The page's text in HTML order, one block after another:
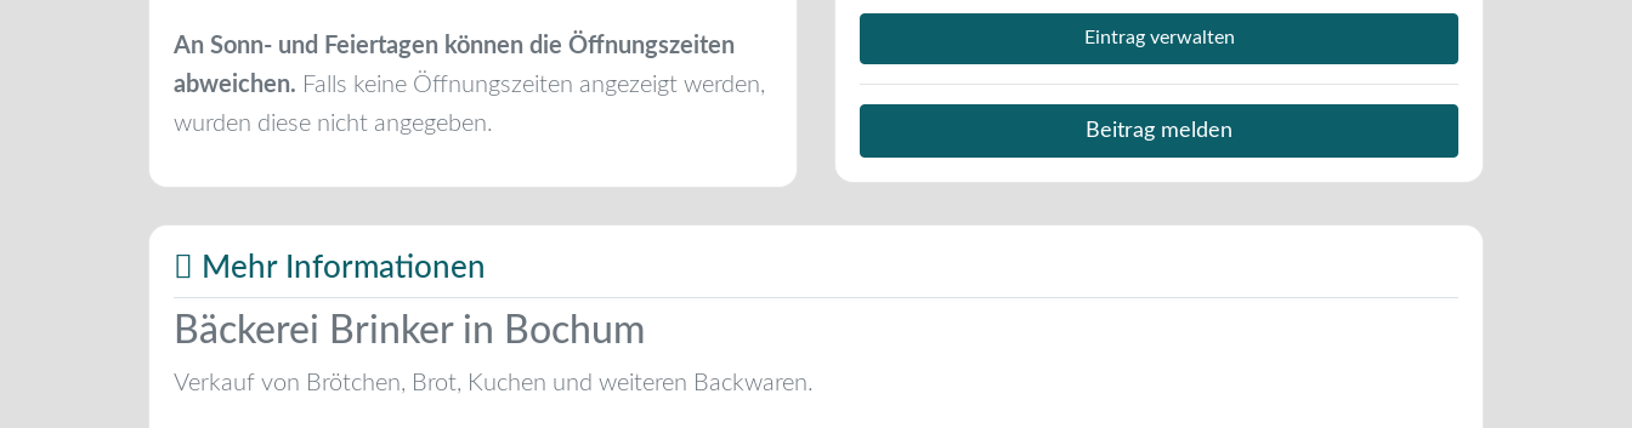
An Sonn- und Feiertagen können die Öffnungszeiten
abweichen. Falls keine Öffnungszeiten angezeigt werden,
wurden diese nicht angegeben.
Eintrag verwalten
Beitrag melden
Mehr Informationen
Bäckerei Brinker in Bochum
Verkauf von Brötchen, Brot, Kuchen und weiteren Backwaren.